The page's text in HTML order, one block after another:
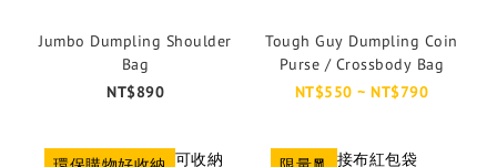
Jumbo Dumpling Shoulder
Bag
NT$890
Tough Guy Dumpling Coin
Purse / Crossbody Bag
NT$550 ~ NT$790